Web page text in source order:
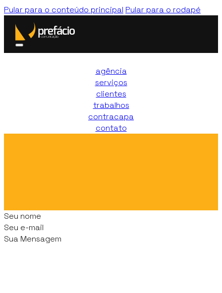
Pular para o conteúdo principal Pular para o rodapé
agência
serviços
clientes
trabalhos
contracapa
contato